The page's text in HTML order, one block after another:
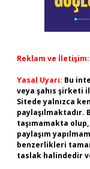
Reklam ve İletişim:
Yasal Uyarı: Bu
veya şahıs şirketi
Sitede yalnızca
taşımamakta
paylaşım
benzerlikleri
taslak halindedir